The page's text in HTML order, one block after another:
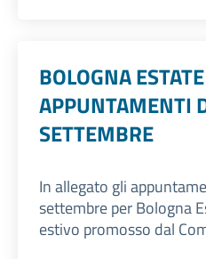
BOLOGNA
APPUNTAMENTI
SETTEMBRE
In allegato gli
settembre per Bologna
estivo promosso dal